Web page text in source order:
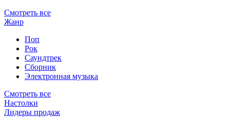
Смотреть все
Жанр
Поп
Рок
Саундтрек
Сборник
Электронная музыка
Смотреть все
Настолки
Лидеры продаж